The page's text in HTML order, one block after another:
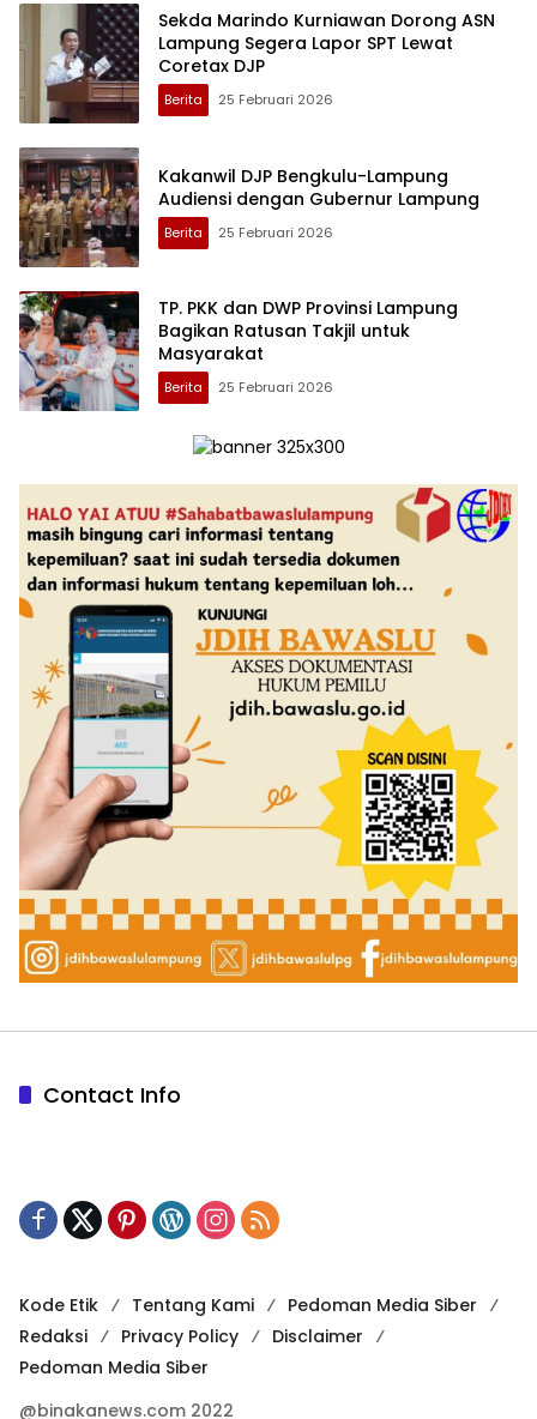
Sekda Marindo Kurniawan Dorong ASN
Lampung Segera Lapor SPT Lewat
Coretax DJP
Berita 25 Februari 2026
Kakanwil DJP Bengkulu-Lampung
Audiensi dengan Gubernur Lampung
Berita 25 Februari 2026
TP. PKK dan DWP Provinsi Lampung
Bagikan Ratusan Takjil untuk
Masyarakat
Berita 25 Februari 2026
Contact Info
Kode Etik Tentang Kami
Pedoman Media Siber
Redaksi
Privacy Policy
Disclaimer
Pedoman Media Siber
@binakanews.com 2022